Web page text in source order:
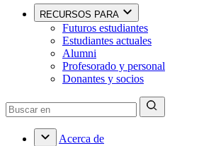
RECURSOS PARA
Futuros estudiantes
Estudiantes actuales
Alumni
Profesorado y personal
Donantes y socios
Acerca de